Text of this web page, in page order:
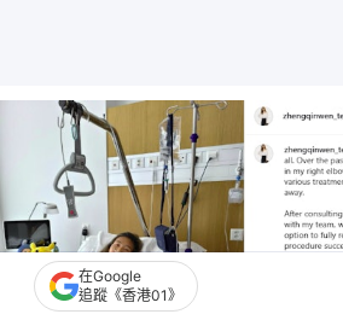
在Google
追蹤《香港01》